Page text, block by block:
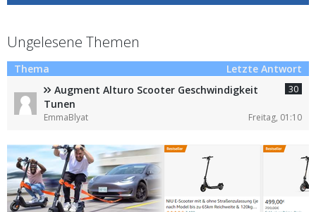
Ungelesene Themen
Thema
Letzte Antwort
Augment Alturo Scooter Geschwindigkeit
Tunen
30
EmmaBlyat Freitag, 01:10